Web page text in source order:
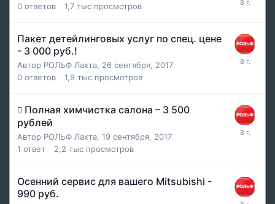
0 ответов 1,7 тыс просмотров
Пакет детейлинговых услуг по спец. цене
- 3 000 руб.!
Автор РОЛЬФ Лахта, 26 сентября, 2017
0 ответов 1,9 тыс просмотров
Полная химчистка салона – 3 500
рублей
Автор РОЛЬФ Лахта, 19 сентября, 2017
1 ответ 2,2 тыс просмотров
Осенний сервис для вашего Mitsubishi -
990 руб.